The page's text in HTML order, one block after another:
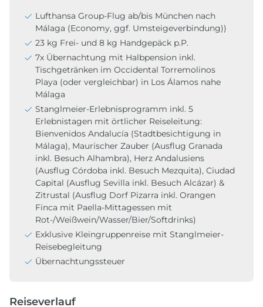
Lufthansa Group-Flug ab/bis München nach
Málaga (Economy, ggf. Umsteigeverbindung))
23 kg Frei- und 8 kg Handgepäck p.P.
7x Übernachtung mit Halbpension inkl.
Tischgetränken im Occidental Torremolinos
Playa (oder vergleichbar) in Los Álamos nahe
Málaga
Stanglmeier-Erlebnisprogramm inkl. 5
Erlebnistagen mit örtlicher Reiseleitung:
Bienvenidos Andalucía (Stadtbesichtigung in
Málaga), Maurischer Zauber (Ausflug Granada
inkl. Besuch Alhambra), Herz Andalusiens
(Ausflug Córdoba inkl. Besuch Mezquita), Ciudad
Capital (Ausflug Sevilla inkl. Besuch Alcázar) &
Zitrustal (Ausflug Dorf Pizarra inkl. Orangen
Finca mit Paella-Mittagessen mit
Rot-/Weißwein/Wasser/Bier/Softdrinks)
Exklusive Kleingruppenreise mit Stanglmeier-
Reisebegleitung
Übernachtungssteuer
Reiseverlauf